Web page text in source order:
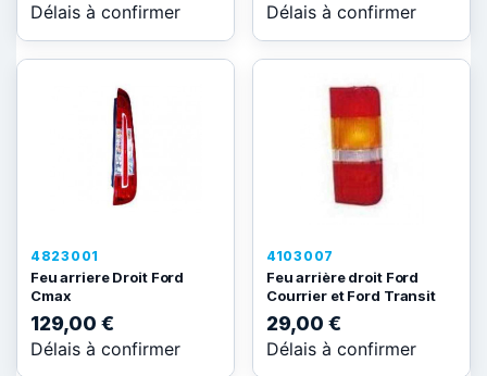
Délais à confirmer Délais à confirmer
4823001
Feu arriere Droit Ford
Cmax
129,00 €
Délais à confirmer
4103007
Feu arrière droit Ford
Courrier et Ford Transit
29,00 €
Délais à confirmer